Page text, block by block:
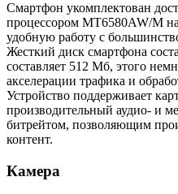
Смартфон укомплектован
процессором MT6580AW/M
удобную работу с
Жесткий диск смартфона
составляет 512 Мб, этого
акселерации трафика и
Устройство поддерживает
производительный аудио- и
битрейтом, позволяющим
контент.
Камера